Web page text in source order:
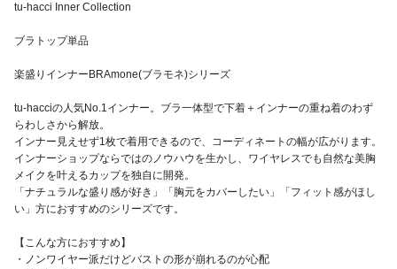
tu-hacci Inner Collection
ブラトップ単品
楽盛りインナーBRAmone(ブラモネ)シリーズ
tu-hacciの人気No.1インナー。ブラ一体型で下着＋インナーの重ね着のわず
らわしさから解放。
インナー見えせず1枚で着用できるので、コーディネートの幅が広がります。
インナーショップならではのノウハウを生かし、ワイヤレスでも自然な美胸
メイクを叶えるカップを独自に開発。
「ナチュラルな盛り感が好き」「胸元をカバーしたい」「フィット感がほし
い」方におすすめのシリーズです。
【こんな方におすすめ】
・ノンワイヤー派だけどバストの形が崩れるのが心配